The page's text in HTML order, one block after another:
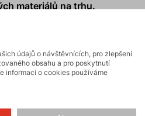
materiálů na trhu.
ultra light shell.
vysoký vodní
sbalitelnost do vnitřní
údajů o návštěvnících, pro zlepšení
obsahu a pro poskytnutí
informací o cookies používáme